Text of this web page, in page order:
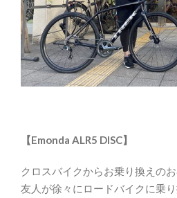
【Emonda ALR5 DISC】
クロスバイクからお乗り換えのお
友人が徐々にロードバイクに乗